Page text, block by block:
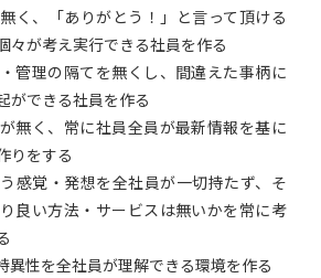
く、「ありがとう！」と言って頂ける
々が考え実行できる社員を作る
管理の隔てを無くし、間違えた事柄に
ができる社員を作る
無く、常に社員全員が最新情報を基に
りをする
感覚・発想を全社員が一切持たず、そ
良い方法・サービスは無いかを常に考
異性を全社員が理解できる環境を作る